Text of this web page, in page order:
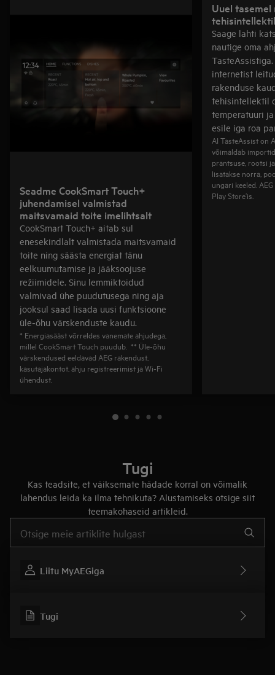
Seadme CookSmart Touch+
juhendamisel valmistad
maitsvamaid toite imelihtsalt
CookSmart Touch+ aitab sul
enesekindlalt valmistada maitsvamaid
toite ning säästa energiat tänu
eelkuumutamise ja jääksoojuse
režiimidele. Sinu lemmiktoidud
valmivad ühe puudutusega ning aja
jooksul saad lisada uusi funktsioone
üle‑õhu värskenduste kaudu.
* Energiasääst võrreldes vanemate ahjudega,
millel CookSmart Touch puudub. ** Üle‑õhu
värskendused eeldavad AEG rakendust,
kasutajakontot, ahju registreerimist ja Wi‑Fi
ühendust.
Uuel
Saage lahti
nautige oma
internetist
rakenduse
tehisintellektil
temperatuuri
esile iga roa
AI TasteAssist on
võimaldab
prantsuse, rootsi
lisatakse norra,
ungari keeled.
Play Store’is.
Tugi
Kas teadsite, et väiksemate hädade korral on võimalik
lahendus leida ka ilma tehnikuta? Alustamiseks otsige siit
teemakohaseid artikleid.
Liitu MyAEGiga
Tugi